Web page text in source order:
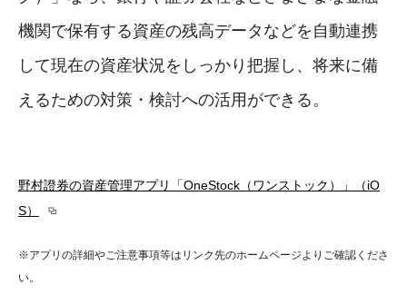
機関で保有する資産の残高データなどを自動連携
して現在の資産状況をしっかり把握し、将来に備
えるための対策・検討への活用ができる。
野村證券の資産管理アプリ「OneStock（ワンストック）」（iO
S）
※アプリの詳細やご注意事項等はリンク先のホームページよりご確認くださ
い。